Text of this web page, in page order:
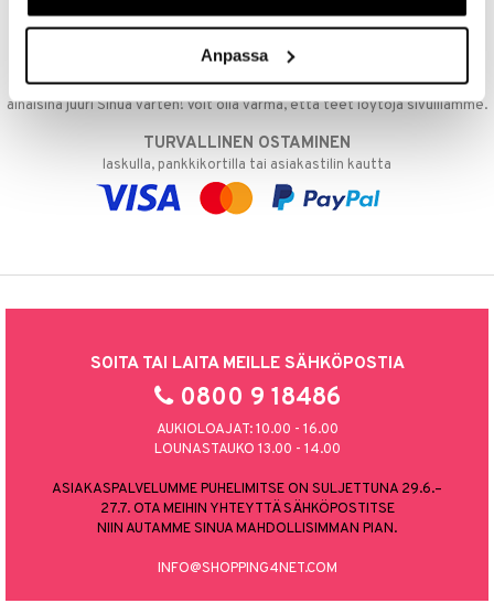
Anpassa
päivänä
EDULLISET HINNAT
Ostamalla suuria eriä tuotteita varastoomme voimme pitää hinnat
alhaisina juuri Sinua varten! Voit olla varma, että teet löytöjä sivuillamme.
TURVALLINEN OSTAMINEN
laskulla, pankkikortilla tai asiakastilin kautta
SOITA TAI LAITA MEILLE SÄHKÖPOSTIA
0800 9 18486
AUKIOLOAJAT: 10.00 - 16.00
LOUNASTAUKO 13.00 - 14.00
ASIAKASPALVELUMME PUHELIMITSE ON SULJETTUNA 29.6.–
27.7. OTA MEIHIN YHTEYTTÄ SÄHKÖPOSTITSE
NIIN AUTAMME SINUA MAHDOLLISIMMAN PIAN.
INFO@SHOPPING4NET.COM